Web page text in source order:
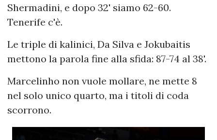
Shermadini, e dopo 32' siamo 62-60.
Tenerife c'è.
Le triple di kalinici, Da Silva e Jokubaitis
mettono la parola fine alla sfida: 87-74 al 38'.
Marcelinho non vuole mollare, ne mette 8
nel solo unico quarto, ma i titoli di coda
scorrono.